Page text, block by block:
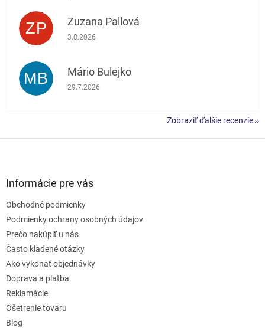
ZP Zuzana Pallová
Hodnotenie obchodu je 5 z 5 hviezdičiek.
3.8.2026
MB Mário Bulejko
Hodnotenie obchodu je 5 z 5 hviezdičiek.
29.7.2026
Zobraziť ďalšie recenzie
Informácie pre vás
Obchodné podmienky
Podmienky ochrany osobných údajov
Prečo nakúpiť u nás
Často kladené otázky
Ako vykonať objednávky
Doprava a platba
Reklamácie
Ošetrenie tovaru
Blog